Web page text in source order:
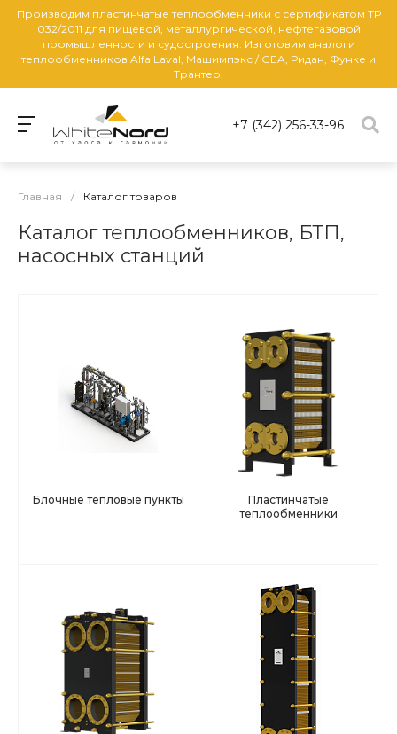
Производим пластинчатые теплообменники с сертификатом ТР
032/2011 для пищевой, металлургической, нефтегазовой
промышленности и судостроения. Изготовим аналоги
теплообменников Alfa Laval, Машимпэкс / GEA, Ридан, Функе и
Трантер.
+7 (342) 256-33-96
Главная / Каталог товаров
Каталог теплообменников, БТП,
насосных станций
Блочные тепловые пункты
Пластинчатые
теплообменники